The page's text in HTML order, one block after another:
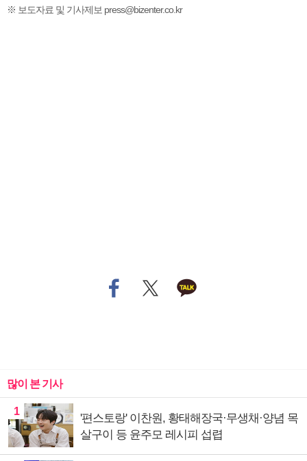
※ 보도자료 및 기사제보 press@bizenter.co.kr
많이 본 기사
1
'편스토랑' 이찬원, 황태해장국·무생채·양념 목
살구이 등 윤주모 레시피 섭렵